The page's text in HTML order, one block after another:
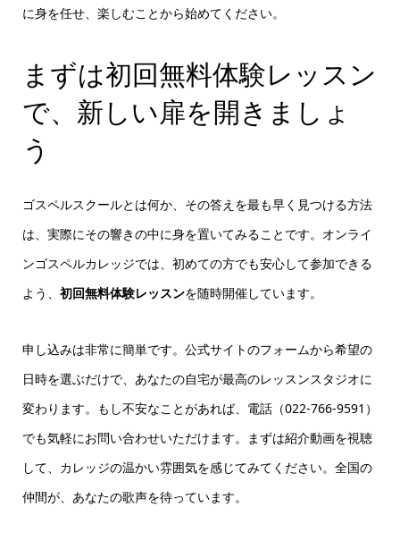
に身を任せ、楽しむことから始めてください。
まずは初回無料体験レッスン
で、新しい扉を開きましょ
う
ゴスペルスクールとは何か、その答えを最も早く見つける方法
は、実際にその響きの中に身を置いてみることです。オンライ
ンゴスペルカレッジでは、初めての方でも安心して参加できる
よう、 初回無料体験レッスンを随時開催しています。
申し込みは非常に簡単です。公式サイトのフォームから希望の
日時を選ぶだけで、あなたの自宅が最高のレッスンスタジオに
変わります。もし不安なことがあれば、電話（022-766-9591）
でも気軽にお問い合わせいただけます。まずは紹介動画を視聴
して、カレッジの温かい雰囲気を感じてみてください。全国の
仲間が、あなたの歌声を待っています。